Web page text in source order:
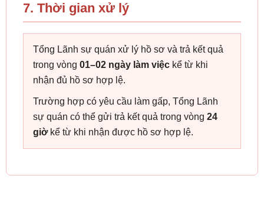
7. Thời gian xử lý
Tổng Lãnh sự quán xử lý hồ sơ và trả kết quả
trong vòng 01–02 ngày làm việc kể từ khi
nhận đủ hồ sơ hợp lệ.
Trường hợp có yêu cầu làm gấp, Tổng Lãnh
sự quán có thể gửi trả kết quả trong vòng 24
giờkể từ khi nhận được hồ sơ hợp lệ.